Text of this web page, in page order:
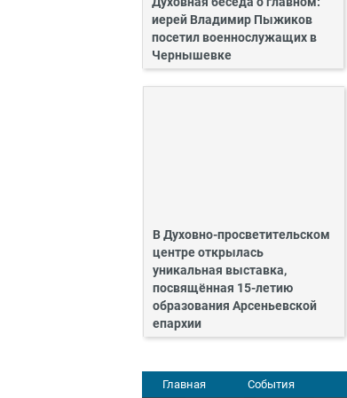
иерей Владимир Пыжиков
посетил военнослужащих в
Чернышевке
В Духовно-просветительском
центре открылась
уникальная выставка,
посвящённая 15-летию
образования Арсеньевской
епархии
Главная События